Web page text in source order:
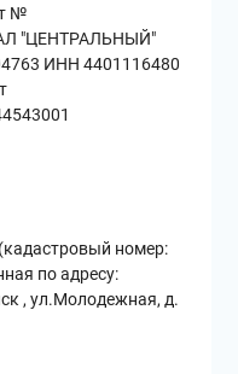
№
"ЦЕНТРАЛЬНЫЙ"
ИНН 4401116480
номер:
по адресу:
, ул.Молодежная, д.